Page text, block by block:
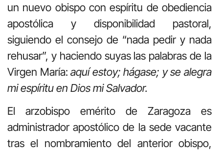
un nuevo obispo con espíritu de obediencia
apostólica y disponibilidad pastoral,
siguiendo el consejo de “nada pedir y nada
rehusar”, y haciendo suyas las palabras de la
Virgen María:aquí estoy; hágase; y se alegra
mi espíritu en Dios mi Salvador.
El arzobispo emérito de Zaragoza es
administrador apostólico de la sede vacante
tras el nombramiento del anterior obispo,